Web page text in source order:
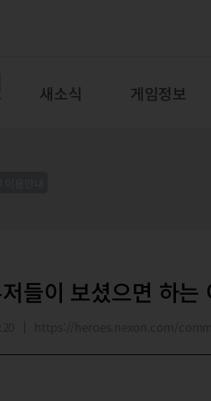
새소식 게임정보
들이 보셨으면 하는